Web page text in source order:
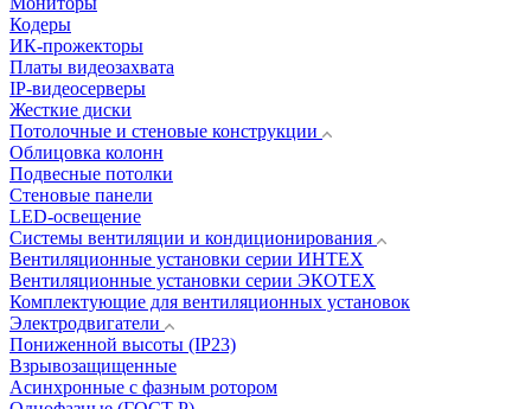
Кодеры
ИК-прожекторы
Платы видеозахвата
IP-видеосерверы
Жесткие диски
Потолочные и стеновые конструкции
Облицовка колонн
Подвесные потолки
Стеновые панели
LED-освещение
Системы вентиляции и кондиционирования
Вентиляционные установки серии ИНТЕХ
Вентиляционные установки серии ЭКОТЕХ
Комплектующие для вентиляционных установок
Электродвигатели
Пониженной высоты (IP23)
Взрывозащищенные
Асинхронные с фазным ротором